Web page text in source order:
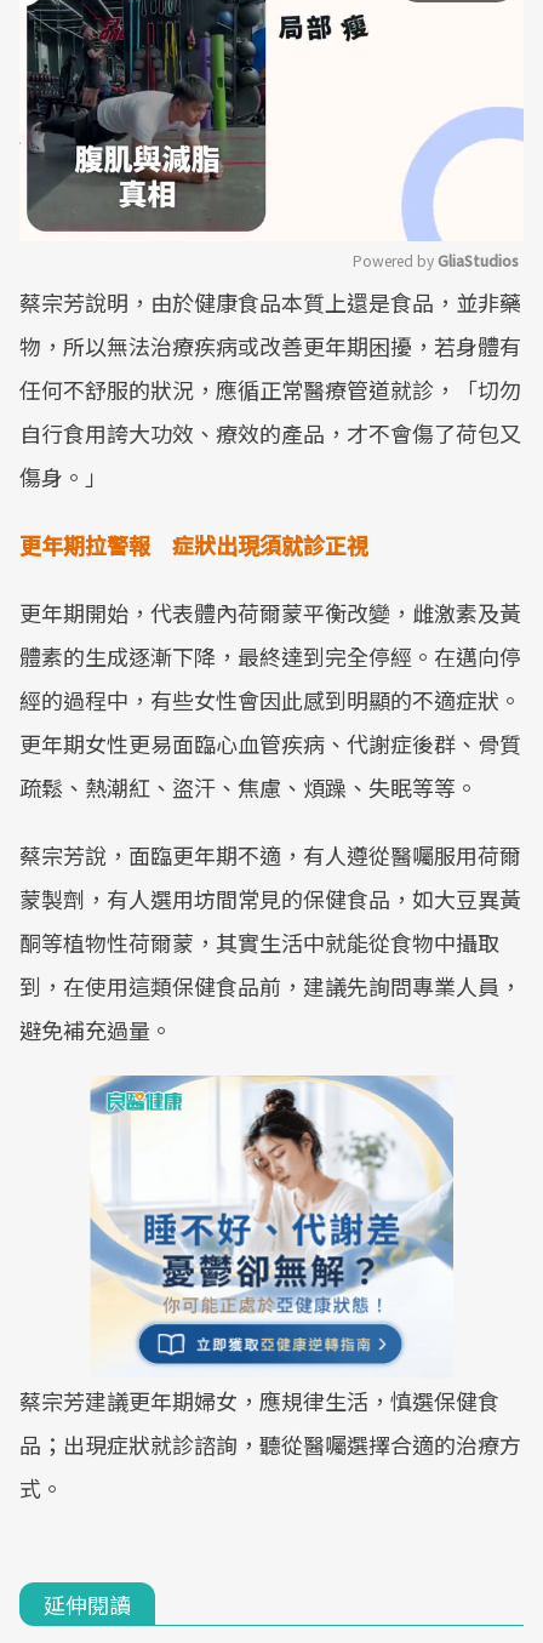
Mute
Powered by GliaStudios
蔡宗芳說明，由於健康食品本質上還是食品，並非藥
物，所以無法治療疾病或改善更年期困擾，若身體有
任何不舒服的狀況，應循正常醫療管道就診，「切勿
自行食用誇大功效、療效的產品，才不會傷了荷包又
傷身。」
更年期拉警報 症狀出現須就診正視
更年期開始，代表體內荷爾蒙平衡改變，雌激素及黃
體素的生成逐漸下降，最終達到完全停經。在邁向停
經的過程中，有些女性會因此感到明顯的不適症狀。
更年期女性更易面臨心血管疾病、代謝症後群、骨質
疏鬆、熱潮紅、盜汗、焦慮、煩躁、失眠等等。
蔡宗芳說，面臨更年期不適，有人遵從醫囑服用荷爾
蒙製劑，有人選用坊間常見的保健食品，如大豆異黃
酮等植物性荷爾蒙，其實生活中就能從食物中攝取
到，在使用這類保健食品前，建議先詢問專業人員，
避免補充過量。
蔡宗芳建議更年期婦女，應規律生活，慎選保健食
品；出現症狀就診諮詢，聽從醫囑選擇合適的治療方
式。
延伸閱讀